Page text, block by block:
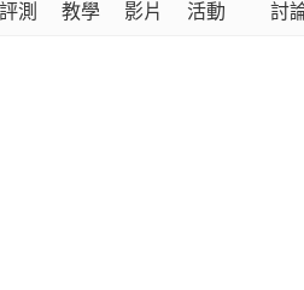
評測 教學 影片 活動 討